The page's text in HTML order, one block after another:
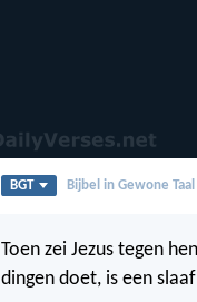
BGT Bijbel in Gewone Taal
Toen zei Jezus tegen
dingen doet, is een